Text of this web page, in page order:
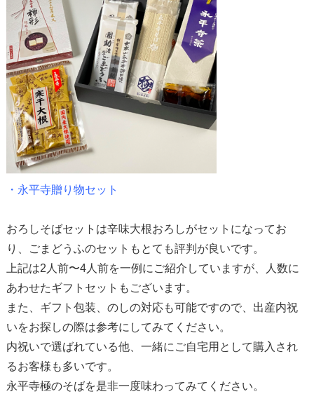
・ 永平寺贈り物セット
おろしそばセットは辛味大根おろしがセットになってお
り、ごまどうふのセットもとても評判が良いです。
上記は2人前〜4人前を一例にご紹介していますが、人数に
あわせたギフトセットもございます。
また、ギフト包装、のしの対応も可能ですので、出産内祝
いをお探しの際は参考にしてみてください。
内祝いで選ばれている他、一緒にご自宅用として購入され
るお客様も多いです。
永平寺極のそばを是非一度味わってみてください。